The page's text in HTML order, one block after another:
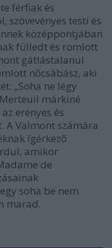
férfiak és
szövevényes testi és
középpontjában
fülledt és romlott
gátlástalanul
nõcsábász, aki
„Soha ne légy
márkiné
erényes és
A Valmont számára
ígérkezõ
amikor
de
soha be nem
marad.